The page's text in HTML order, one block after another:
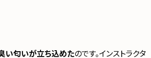
い匂いが立ち込めたのです。インストラクタ